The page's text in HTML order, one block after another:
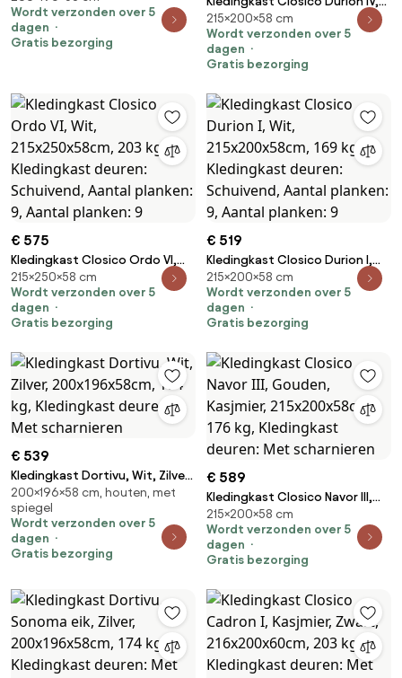
Kledingkast deuren: Met
scharnieren
Wordt verzonden over 5
dagen
Gratis bezorging
Wit, 215x200x58cm, 171 kg,
Kledingkast deuren: Schuivend,
Aantal planken: 9, Aantal
215×200×58 cm
Wordt verzonden over 5
dagen
Gratis bezorging
€ 575
Kledingkast Closico Ordo VI,
Wit, 215x250x58cm, 203 kg,
Kledingkast deuren: Schuivend,
Aantal planken: 9, Aantal
215×250×58 cm
Wordt verzonden over 5
dagen
Gratis bezorging
€ 519
Kledingkast Closico Durion I,
Wit, 215x200x58cm, 169 kg,
Kledingkast deuren: Schuivend,
Aantal planken: 9, Aantal
215×200×58 cm
Wordt verzonden over 5
dagen
Gratis bezorging
€ 539
Kledingkast Dortivu, Wit, Zilver,
200x196x58cm, 174 kg,
Kledingkast deuren: Met
scharnieren
200×196×58 cm, houten, met
spiegel
Wordt verzonden over 5
dagen
Gratis bezorging
€ 589
Kledingkast Closico Navor III,
Gouden, Kasjmier,
215x200x58cm, 176 kg,
Kledingkast deuren: Met
215×200×58 cm
Wordt verzonden over 5
dagen
Gratis bezorging